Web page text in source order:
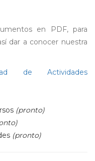
en PDF, para
dar a conocer nuestra
de Actividades
(pronto)
(pronto)